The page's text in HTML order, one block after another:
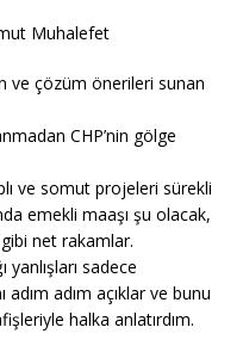
Muhalefet
ve çözüm önerileri sunan
CHP’nin gölge
ve somut projeleri sürekli
emekli maaşı şu olacak,
net rakamlar.
sadece
adım açıklar ve bunu
halka anlatırdım.